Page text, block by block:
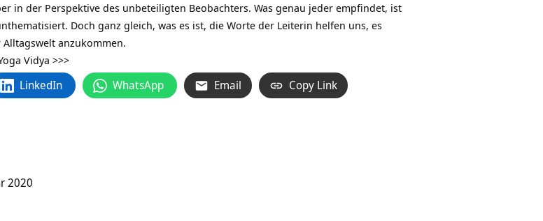
in der Perspektive des unbeteiligten Beobachters. Was genau jeder empfindet, ist
Doch ganz gleich, was es ist, die Worte der Leiterin helfen uns, es
anzukommen.
Vidya >>>
LinkedIn WhatsApp Email Copy Link
2020